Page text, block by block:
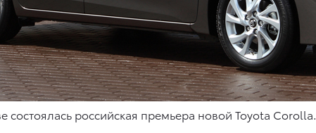
состоялась российская премьера новой Toyota Corolla.